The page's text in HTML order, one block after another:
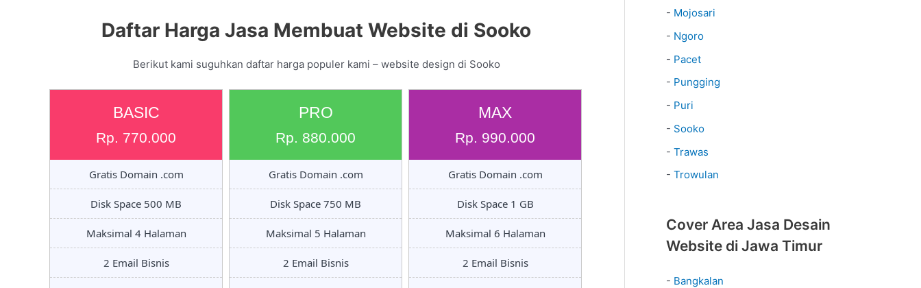
Daftar Harga Jasa Membuat Website di Sooko
Berikut kami suguhkan daftar harga populer kami – website design di Sooko
BASIC
Rp. 770.000
Gratis Domain .com
Disk Space 500 MB
Maksimal 4 Halaman
2 Email Bisnis
PRO
Rp. 880.000
Gratis Domain .com
Disk Space 750 MB
Maksimal 5 Halaman
2 Email Bisnis
MAX
Rp. 990.000
Gratis Domain .com
Disk Space 1 GB
Maksimal 6 Halaman
2 Email Bisnis
- Mojosari
- Ngoro
- Pacet
- Pungging
- Puri
- Sooko
- Trawas
- Trowulan
Cover Area Jasa Desain
Website di Jawa Timur
- Bangkalan